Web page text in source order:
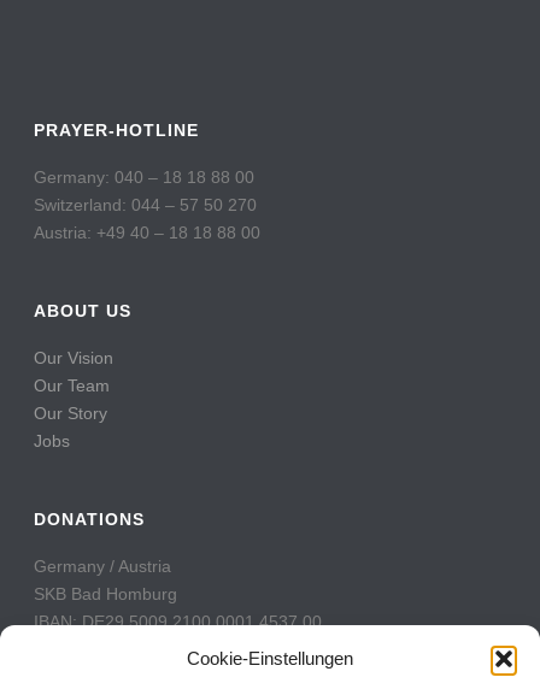
Cookie-Einstellungen
PRAYER-HOTLINE
Germany: 040 – 18 18 88 00
Switzerland: 044 – 57 50 270
Austria: +49 40 – 18 18 88 00
ABOUT US
Our Vision
Our Team
Our Story
Jobs
DONATIONS
Germany / Austria
SKB Bad Homburg
IBAN: DE29 5009 2100 0001 4537 00
BIC: GENODE51BH2